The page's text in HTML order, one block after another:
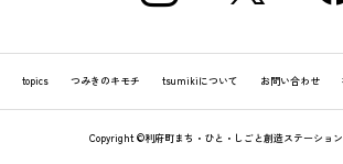
topics つみきのキモチ tsumikiについて お問い合わせ
Copyright ©利府町まち・ひと・しごと創造ステーショ